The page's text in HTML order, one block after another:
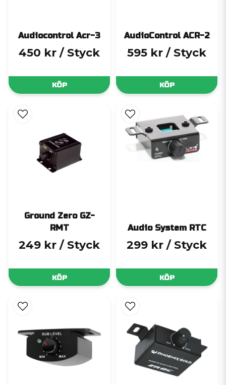
Audiocontrol Acr-3
450 kr / Styck
KÖP
AudioControl ACR-2
595 kr / Styck
KÖP
Ground Zero GZ-
RMT
249 kr / Styck
KÖP
Audio System RTC
299 kr / Styck
KÖP